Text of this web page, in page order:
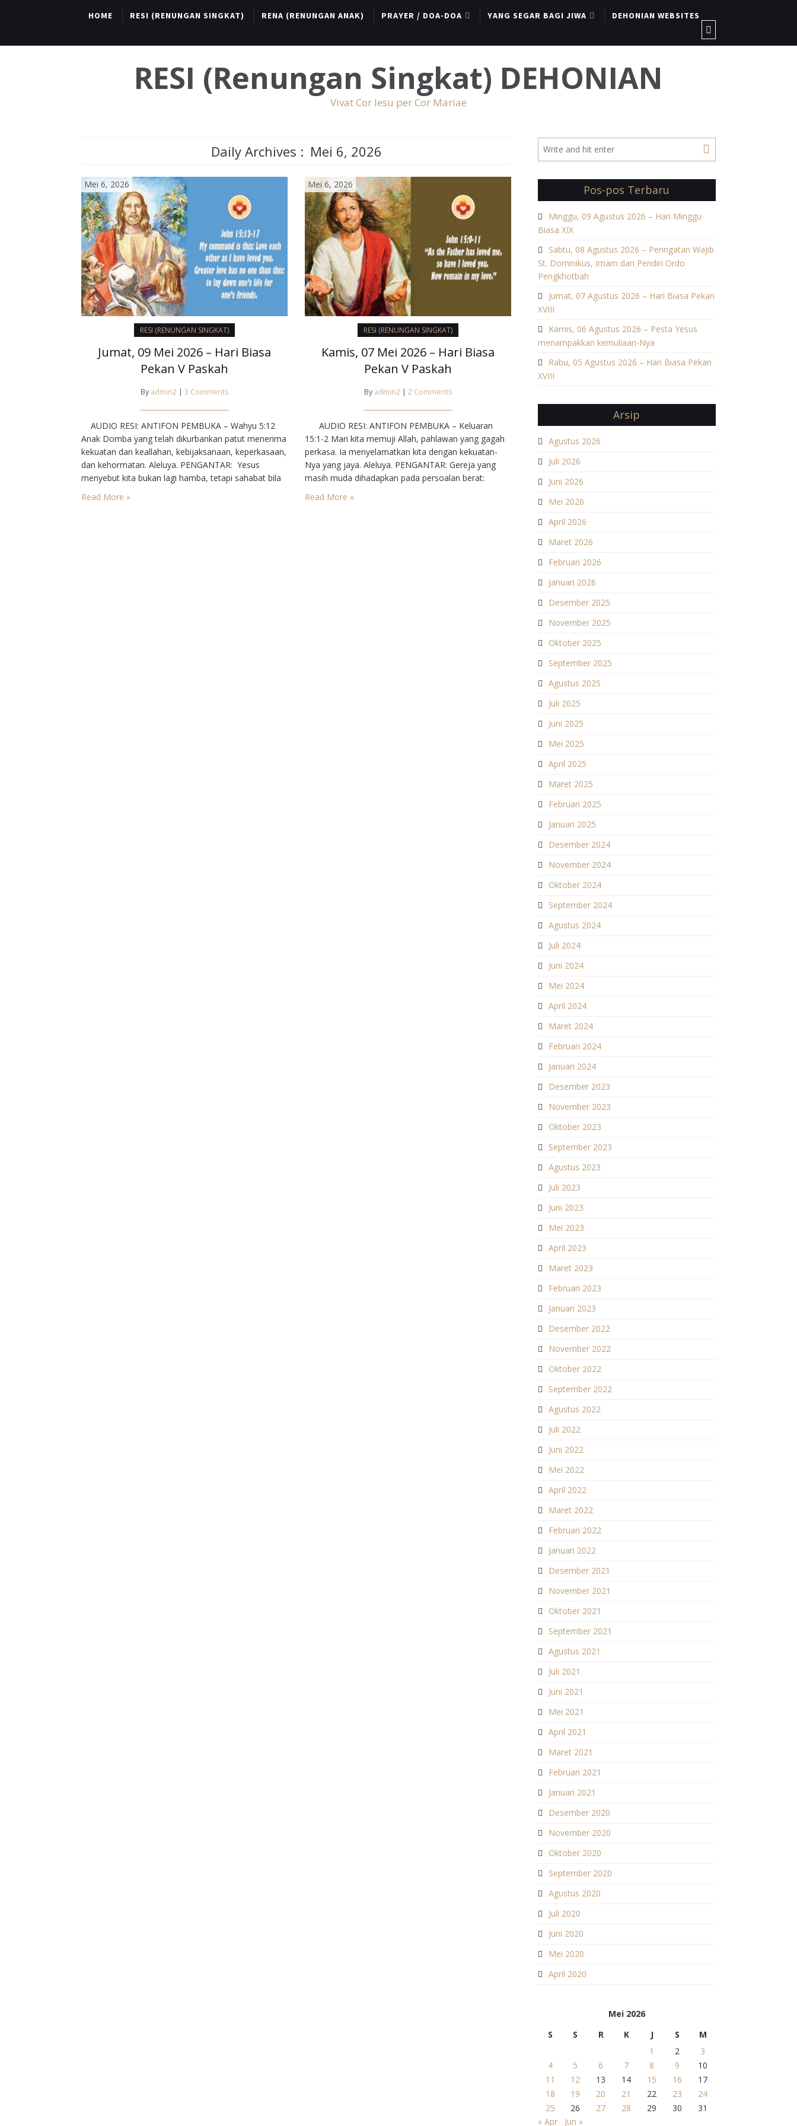
HOME RESI (RENUNGAN SINGKAT) RENA (RENUNGAN ANAK) PRAYER / DOA-DOA YANG SEGAR BAGI JIWA DEHONIAN WEBSITES
RESI (Renungan Singkat) DEHONIAN
Vivat Cor Iesu per Cor Mariae
Daily Archives : Mei 6, 2026
Mei 6, 2026
RESI (RENUNGAN SINGKAT)
Jumat, 09 Mei 2026 – Hari Biasa
Pekan V Paskah
By admin2 | 3 Comments
AUDIO RESI: ANTIFON PEMBUKA – Wahyu 5:12⁣
Anak Domba yang telah dikurbankan patut menerima
kekuatan dan keallahan, kebijaksanaan, keperkasaan,
dan kehormatan. Aleluya.⁣ PENGANTAR: ⁣ Yesus
menyebut kita bukan lagi hamba, tetapi sahabat bila
kita melakukan apa yang diperintahkan-Nya. Ia
menyebut kita sa habat, sebab la telah
Read More »
Mei 6, 2026
RESI (RENUNGAN SINGKAT)
Kamis, 07 Mei 2026 – Hari Biasa
Pekan V Paskah
By admin2 | 2 Comments
AUDIO RESI: ANTIFON PEMBUKA – Keluaran
15:1-2⁣ Mari kita memuji Allah, pahlawan yang gagah
perkasa. Ia menyelamatkan kita dengan kekuatan-
Nya yang jaya. Aleluya.⁣ PENGANTAR⁣: Gereja yang
masih muda dihadapkan pada persoalan berat:
Apakah agama baru ini mau berpegang teguh pada
adat istiadat Yahudi ataukah mau menjadi universal di
Read More »
Pos-pos Terbaru
Minggu, 09 Agustus 2026 – Hari Minggu
Biasa XIX
Sabtu, 08 Agustus 2026 – Peringatan Wajib
St. Dominikus, Imam dan Pendiri Ordo
Pengkhotbah
Jumat, 07 Agustus 2026 – Hari Biasa Pekan
XVIII
Kamis, 06 Agustus 2026 – Pesta Yesus
menampakkan kemuliaan-Nya
Rabu, 05 Agustus 2026 – Hari Biasa Pekan
XVIII
Arsip
Agustus 2026
Juli 2026
Juni 2026
Mei 2026
April 2026
Maret 2026
Februari 2026
Januari 2026
Desember 2025
November 2025
Oktober 2025
September 2025
Agustus 2025
Juli 2025
Juni 2025
Mei 2025
April 2025
Maret 2025
Februari 2025
Januari 2025
Desember 2024
November 2024
Oktober 2024
September 2024
Agustus 2024
Juli 2024
Juni 2024
Mei 2024
April 2024
Maret 2024
Februari 2024
Januari 2024
Desember 2023
November 2023
Oktober 2023
September 2023
Agustus 2023
Juli 2023
Juni 2023
Mei 2023
April 2023
Maret 2023
Februari 2023
Januari 2023
Desember 2022
November 2022
Oktober 2022
September 2022
Agustus 2022
Juli 2022
Juni 2022
Mei 2022
April 2022
Maret 2022
Februari 2022
Januari 2022
Desember 2021
November 2021
Oktober 2021
September 2021
Agustus 2021
Juli 2021
Juni 2021
Mei 2021
April 2021
Maret 2021
Februari 2021
Januari 2021
Desember 2020
November 2020
Oktober 2020
September 2020
Agustus 2020
Juli 2020
Juni 2020
Mei 2020
April 2020
Mei 2026
S
S R K J S
M
1
2
3
4
5 6 7 8 9
10
11
12 13 14 15 16
17
18
19 20 21 22 23
24
25
26 27 28 29 30
31
« Apr
Jun »